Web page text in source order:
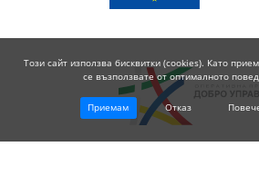
Този сайт използва бисквитки (cookies). Като
се възползвате от оптималното
Приемам Отказ